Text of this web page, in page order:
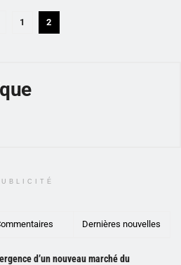
1 2
Dernières nouvelles
d’un nouveau marché du